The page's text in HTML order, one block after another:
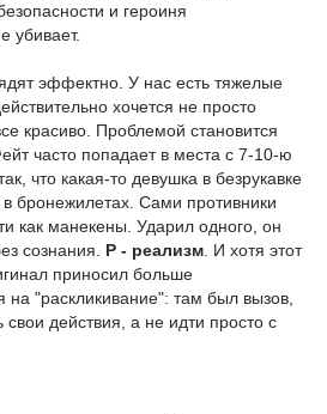
и героиня
убивает.
эффектно. У нас есть тяжелые
хочется не просто
красиво. Проблемой становится
часто попадает в места с 7-10-ю
что какая-то девушка в безрукавке
бронежилетах. Сами противники
как манекены. Ударил одного, он
сознания. Р - реализм . И хотя этот
приносил больше
на "раскликивание": там был вызов,
действия, а не идти просто с